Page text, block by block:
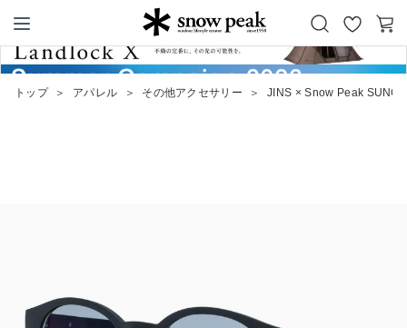
Snow Peak
お
気
カ
ー
トップ ＞ アパレル ＞ その他アクセサリー ＞ JINS × Snow Peak